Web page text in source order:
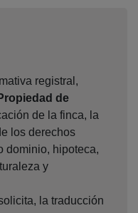
registral,
de
de la finca, la
los derechos
dominio, hipoteca,
y
la traducción